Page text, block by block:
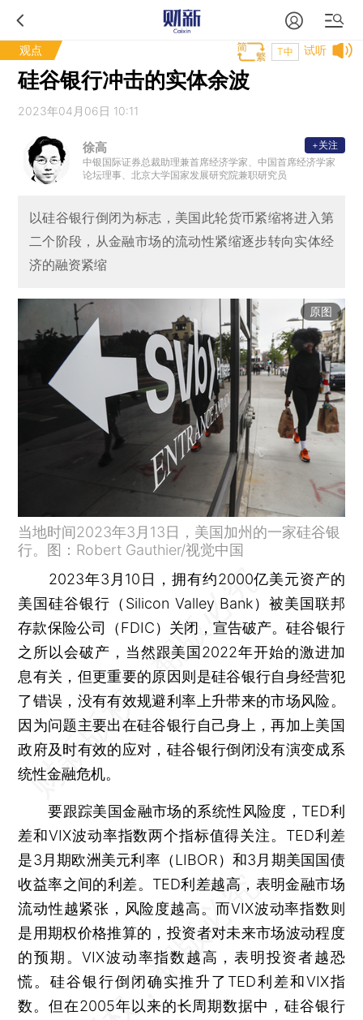
观点 试听
T中
硅谷银行冲击的实体余波
2023年04月06日 10:11
徐高
中银国际证券总裁助理兼首席经济学家、中国首席经济学家
论坛理事、北京大学国家发展研究院兼职研究员
+关注
以硅谷银行倒闭为标志，美国此轮货币紧缩将进入第
二个阶段，从金融市场的流动性紧缩逐步转向实体经
济的融资紧缩
原图
当地时间2023年3月13日，美国加州的一家硅谷银
行。图：Robert Gauthier/视觉中国
2023年3月10日，拥有约2000亿美元资产的
美国硅谷银行（Silicon Valley Bank）被美国联邦
存款保险公司（FDIC）关闭，宣告破产。硅谷银行
之所以会破产，当然跟美国2022年开始的激进加
息有关，但更重要的原因则是硅谷银行自身经营犯
了错误，没有有效规避利率上升带来的市场风险。
因为问题主要出在硅谷银行自己身上，再加上美国
政府及时有效的应对，硅谷银行倒闭没有演变成系
统性金融危机。
要跟踪美国金融市场的系统性风险度，TED利
差和VIX波动率指数两个指标值得关注。TED利差
是3月期欧洲美元利率（LIBOR）和3月期美国国债
收益率之间的利差。TED利差越高，表明金融市场
流动性越紧张，风险度越高。而VIX波动率指数则
是用期权价格推算的，投资者对未来市场波动程度
的预期。VIX波动率指数越高，表明投资者越恐
慌。硅谷银行倒闭确实推升了TED利差和VIX指
数。但在2005年以来的长周期数据中，硅谷银行